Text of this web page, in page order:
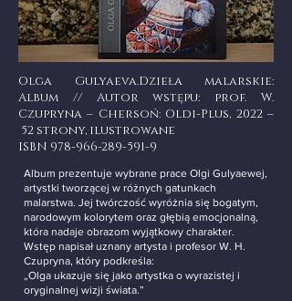
Olga Gulyaeva.Dzieła malarskie:
Album // Autor wstępu: prof. W.
Czupryna – Chersoń: Oldi-Plus, 2022 –
52 strony, ilustrowane
ISBN 978-966-289-591-9
Album prezentuje wybrane prace Olgi Gulyaewej,
artystki tworzącej w różnych gatunkach
malarstwa. Jej twórczość wyróżnia się bogatym,
narodowym kolorytem oraz głębią emocjonalną,
która nadaje obrazom wyjątkowy charakter.
Wstęp napisał uznany artysta i profesor W. H.
Czupryna, który podkreśla:
„Olga ukazuje się jako artystka o wyrazistej i
oryginalnej wizji świata.”